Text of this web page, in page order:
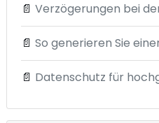
📄 Verzögerungen bei
📄 So generieren Sie
📄 Datenschutz für